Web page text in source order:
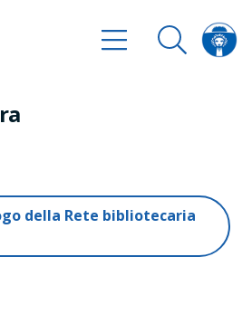
della Rete bibliotecaria